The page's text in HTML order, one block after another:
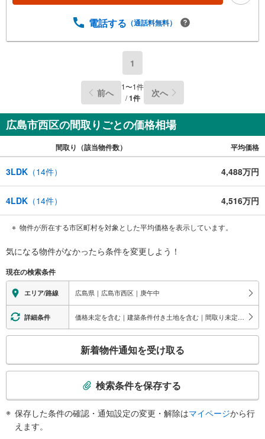
電話する （通話料無料）
1
前へ 1〜1件
/1件 次へ
広島市西区の間取りごとの価格相場
間取り（該当物件数） 平均価格
3LDK （14件） 4,488万円
4LDK （14件） 4,516万円
物件が所在する市区町村を対象とした平均価格を表示しています。
気になる物件がなかったら条件を変更しよう！
現在の検索条件
エリア/路線 広島県｜広島市西区｜庚午中
詳細条件 価格未定を含む｜建築条件付き土地を含む｜間取り未定を含む
検
新着物件通知を受け取る
検索条件を保存する
保存した条件の確認・通知設定の変更・解除はマイページから行
えます。